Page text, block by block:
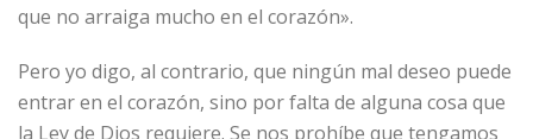
que no arraiga mucho en el corazón».
Pero yo digo, al contrario, que ningún mal deseo puede
entrar en el corazón, sino por falta de alguna cosa que
la Ley de Dios requiere. Se nos prohíbe que tengamos